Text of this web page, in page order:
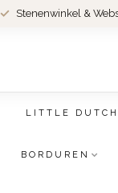
Stenenwinkel &
LITTLE DUTCH
BORDUREN